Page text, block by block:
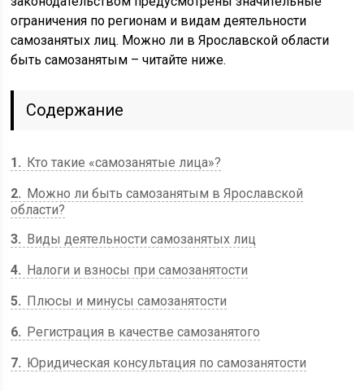
ограничения по регионам и видам деятельности
самозанятых лиц. Можно ли в Ярославской области
быть самозанятым – читайте ниже.
Содержание
1
Кто такие «самозанятые лица»?
2
Можно ли быть самозанятым в Ярославской
области?
3
Виды деятельности самозанятых лиц
4
Налоги и взносы при самозанятости
5
Плюсы и минусы самозанятости
6
Регистрация в качестве самозанятого
7
Юридическая консультация по самозанятости